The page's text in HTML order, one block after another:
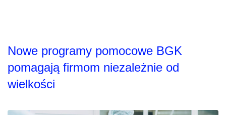
Nowe programy pomocowe BGK
pomagają firmom niezależnie od
wielkości